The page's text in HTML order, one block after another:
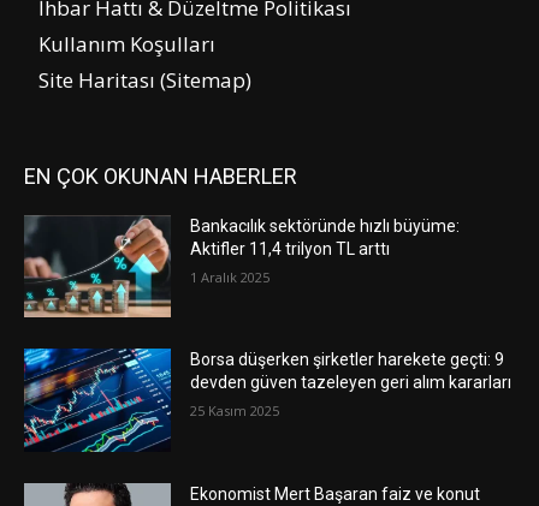
İhbar Hattı & Düzeltme Politikası
Kullanım Koşulları
Site Haritası (Sitemap)
EN ÇOK OKUNAN HABERLER
Bankacılık sektöründe hızlı büyüme:
Aktifler 11,4 trilyon TL arttı
1 Aralık 2025
Borsa düşerken şirketler harekete geçti: 9
devden güven tazeleyen geri alım kararları
25 Kasım 2025
Ekonomist Mert Başaran faiz ve konut